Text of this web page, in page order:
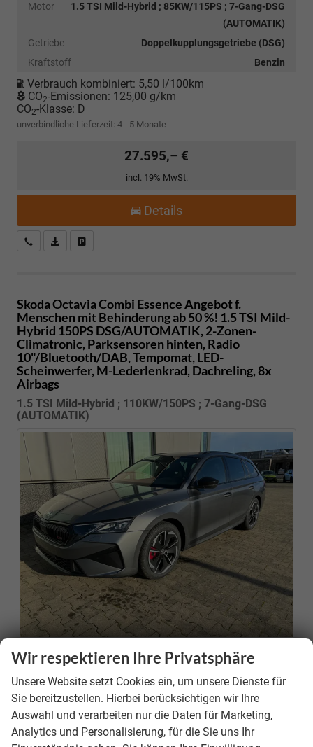
Motor
1.5 TSI Mild-Hybrid ; 85KW/115PS ; 7-Gang-DSG
(AUTOMATIK)
Getriebe
Doppelkupplungsgetriebe (DSG)
Kraftstoff
Benzin
Verbrauch kombiniert: 5,50 l/100km
CO2-Emissionen: 125,00 g/km
CO2-Klasse: D
unverbindliche Lieferzeit: 4 - 5 Monate
27.595,– €
incl. 19% MwSt.
Details
Kostenloser Rückruf-Service
PDF-Datei, Fahrzeugexposé drucken
Skoda Octavia Combi Essence Angebot f.
Menschen mit Behinderung ab 50 %! 1.5 TSI Mild-
Hybrid 150PS DSG/AUTOMATIK, 2-Zonen-
Climatronic, Parksensoren hinten, Radio
10"/Bluetooth/DAB, Tempomat, LED-
Scheinwerfer, M-Lederlenkrad, Dachreling, 8x
Airbags
1.5 TSI Mild-Hybrid ; 110KW/150PS ; 7-Gang-DSG
(AUTOMATIK)
Neuwagen
Fahrzeugnr.
39646
Motor
1.5 TSI Mild-Hybrid ; 110KW/150PS ; 7-Gang-DSG
(AUTOMATIK)
Getriebe
Doppelkupplungsgetriebe (DSG)
Wir respektieren Ihre Privatsphäre
Unsere Website setzt Cookies ein, um unsere Dienste für
Sie bereitzustellen. Hierbei berücksichtigen wir Ihre
Auswahl und verarbeiten nur die Daten für Marketing,
Analytics und Personalisierung, für die Sie uns Ihr